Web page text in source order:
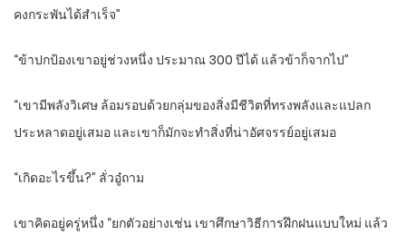
คงกระพันได้สำเร็จ”
“ข้าปกป้องเขาอยู่ช่วงหนึ่ง ประมาณ 300 ปีได้ แล้วข้าก็จากไป”
“เขามีพลังวิเศษ ล้อมรอบด้วยกลุ่มของสิ่งมีชีวิตที่ทรงพลังและแปลก
ประหลาดอยู่เสมอ และเขาก็มักจะทำสิ่งที่น่าอัศจรรย์อยู่เสมอ
“เกิดอะไรขึ้น?” ลั่วอู๋ถาม
เขาคิดอยู่ครู่หนึ่ง “ยกตัวอย่างเช่น เขาศึกษาวิธีการฝึกฝนแบบใหม่ แล้ว